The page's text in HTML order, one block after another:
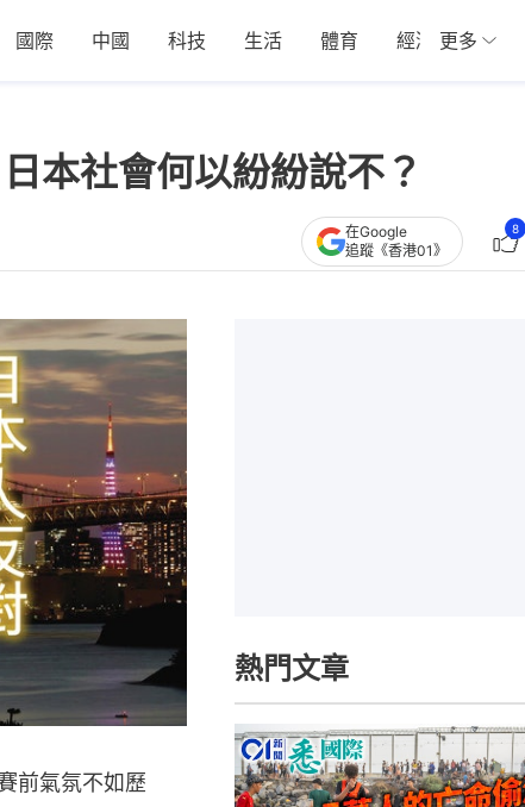
國際 中國 科技 生活 體育 經濟 01深圳
更多
本社會何以紛紛說不？
在Google
追蹤《香港01》
8
前氣氛不如歷
熱門文章